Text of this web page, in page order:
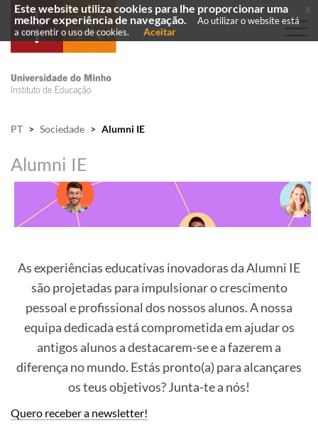
PT > Sociedade > Alumni IE
Alumni IE
As experiências educativas inovadoras da Alumni IE
são projetadas para impulsionar o crescimento
pessoal e profissional dos nossos alunos. A nossa
equipa dedicada está comprometida em ajudar os
antigos alunos a destacarem-se e a fazerem a
diferença no mundo. Estás pronto(a) para alcançares
os teus objetivos? Junta-te a nós!
Quero receber a newsletter!
Este website utiliza cookies para lhe proporcionar uma
melhor experiência de navegação.
Ao utilizar o website está
a consentir o uso de cookies.
Aceitar
x